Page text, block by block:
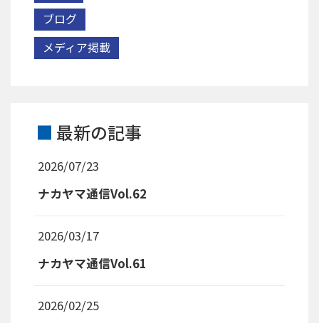
ブログ
メディア掲載
最新の記事
2026/07/23
ナカヤマ通信Vol.62
2026/03/17
ナカヤマ通信Vol.61
2026/02/25